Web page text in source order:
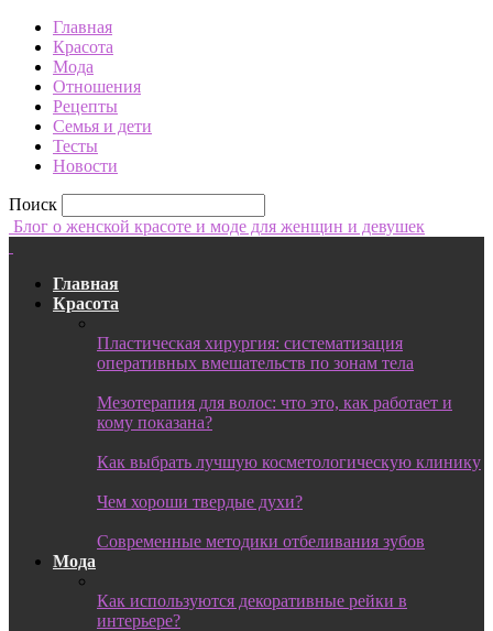
Главная
Красота
Мода
Отношения
Рецепты
Семья и дети
Тесты
Новости
Поиск
Блог о женской красоте и моде для женщин и девушек
Главная
Красота
Пластическая хирургия: систематизация
оперативных вмешательств по зонам тела
Мезотерапия для волос: что это, как работает и
кому показана?
Как выбрать лучшую косметологическую клинику
Чем хороши твердые духи?
Современные методики отбеливания зубов
Мода
Как используются декоративные рейки в
интерьере?